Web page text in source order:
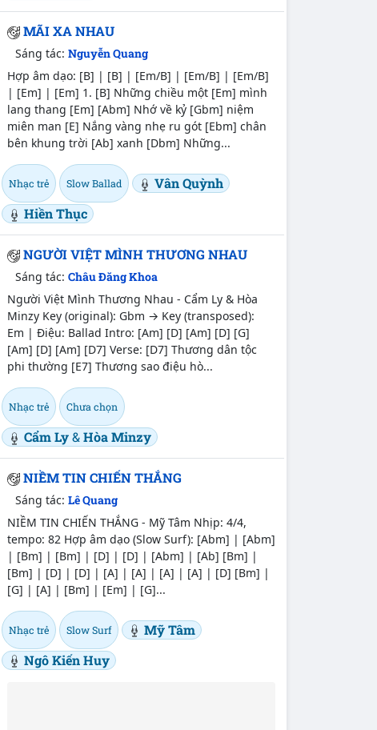
MÃI XA NHAU
Sáng tác:Nguyễn Quang
Hợp âm dạo: [B] | [B] | [Em/B] | [Em/B] | [Em/B]
| [Em] | [Em] 1. [B] Những chiều một [Em] mình
lang thang [Em] [Abm] Nhớ về kỷ [Gbm] niệm
miên man [E] Nắng vàng nhẹ ru gót [Ebm] chân
bên khung trời [Ab] xanh [Dbm] Những...
Nhạc trẻ Slow Ballad
Vân Quỳnh
Hiền Thục
NGƯỜI VIỆT MÌNH THƯƠNG NHAU
Sáng tác:Châu Đăng Khoa
Người Việt Mình Thương Nhau - Cẩm Ly & Hòa
Minzy Key (original): Gbm → Key (transposed):
Em | Điệu: Ballad Intro: [Am] [D] [Am] [D] [G]
[Am] [D] [Am] [D7] Verse: [D7] Thương dân tộc
phi thường [E7] Thương sao điệu hò...
Nhạc trẻ Chưa chọn
Cẩm Ly&Hòa Minzy
NIỀM TIN CHIẾN THẮNG
Sáng tác:Lê Quang
NIỀM TIN CHIẾN THẮNG - Mỹ Tâm Nhịp: 4/4,
tempo: 82 Hợp âm dạo (Slow Surf): [Abm] | [Abm]
| [Bm] | [Bm] | [D] | [D] | [Abm] | [Ab] [Bm] |
[Bm] | [D] | [D] | [A] | [A] | [A] | [A] | [D] [Bm] |
[G] | [A] | [Bm] | [Em] | [G]...
Nhạc trẻ Slow Surf
Mỹ Tâm
Ngô Kiến Huy